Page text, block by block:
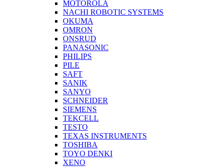
MOTOROLA
NACHI ROBOTIC SYSTEMS
OKUMA
OMRON
ONSRUD
PANASONIC
PHILIPS
PILE
SAFT
SANIK
SANYO
SCHNEIDER
SIEMENS
TEKCELL
TESTO
TEXAS INSTRUMENTS
TOSHIBA
TOYO DENKI
XENO